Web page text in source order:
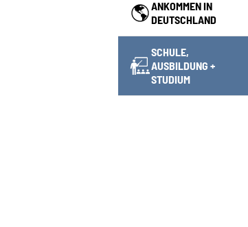
ANKOMMEN IN
DEUTSCHLAND
SCHULE,
AUSBILDUNG +
STUDIUM(CURRENT)